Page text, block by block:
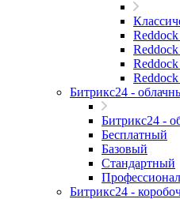
Битрикс24 -
Битрикс24 -
Бесплатный
Базовый
Стандартный
Битрикс24 -